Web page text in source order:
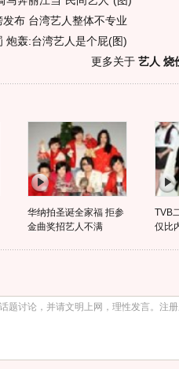
布 台湾艺人整体不专业
炮轰:台湾艺人是个屁(图)
更多关于 艺人 烧
华纳拍圣诞全家福 拒参
金曲奖招艺人不满
TVB
仅比